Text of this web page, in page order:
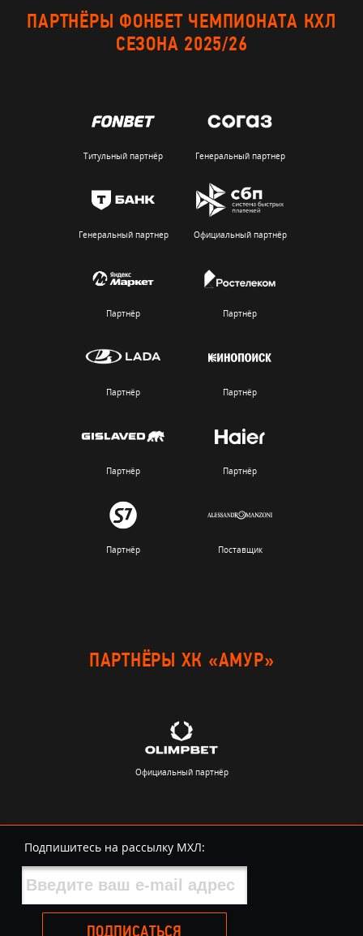
ПАРТНЁРЫ ФОНБЕТ ЧЕМПИОНАТА КХЛ
СЕЗОНА 2025/26
Титульный партнёр Генеральный партнер
Генеральный партнер Официальный партнёр
Партнёр Партнёр
Партнёр Партнёр
Партнёр Партнёр
Партнёр Поставщик
ПАРТНЁРЫ ХК «АМУР»
Официальный партнёр
Подпишитесь на рассылку МХЛ:
ПОДПИСАТЬСЯ